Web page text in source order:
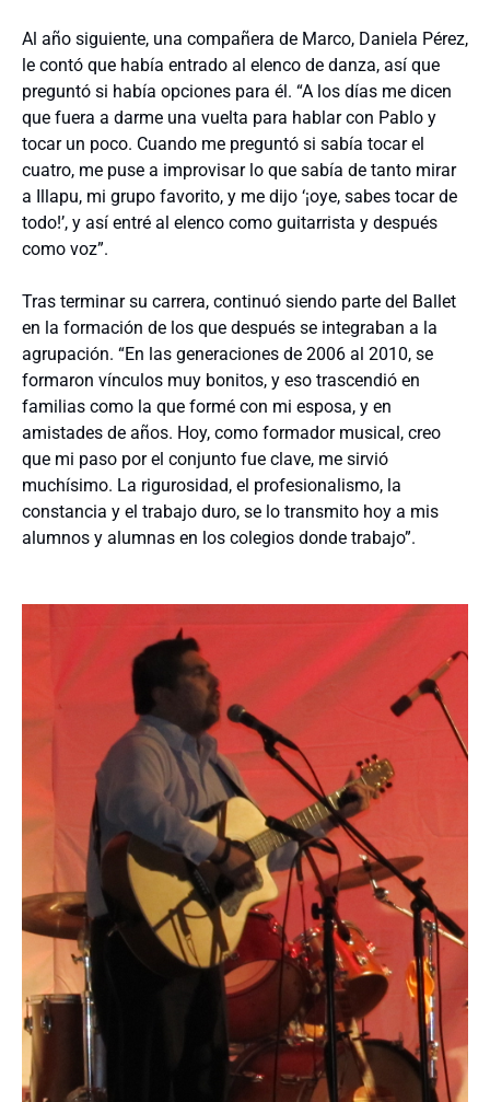
Al año siguiente, una compañera de Marco, Daniela Pérez,
le contó que había entrado al elenco de danza, así que
preguntó si había opciones para él. “A los días me dicen
que fuera a darme una vuelta para hablar con Pablo y
tocar un poco. Cuando me preguntó si sabía tocar el
cuatro, me puse a improvisar lo que sabía de tanto mirar
a Illapu, mi grupo favorito, y me dijo ‘¡oye, sabes tocar de
todo!’, y así entré al elenco como guitarrista y después
como voz”.
Tras terminar su carrera, continuó siendo parte del Ballet
en la formación de los que después se integraban a la
agrupación. “En las generaciones de 2006 al 2010, se
formaron vínculos muy bonitos, y eso trascendió en
familias como la que formé con mi esposa, y en
amistades de años. Hoy, como formador musical, creo
que mi paso por el conjunto fue clave, me sirvió
muchísimo. La rigurosidad, el profesionalismo, la
constancia y el trabajo duro, se lo transmito hoy a mis
alumnos y alumnas en los colegios donde trabajo”.